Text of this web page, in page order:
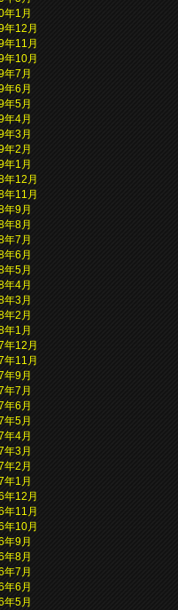
年1月
年12月
年11月
年10月
年7月
年6月
年5月
年4月
年3月
年2月
年1月
年12月
年11月
年9月
年8月
年7月
年6月
年5月
年4月
年3月
年2月
年1月
年12月
年11月
年9月
年7月
年6月
年5月
年4月
年3月
年2月
年1月
年12月
年11月
年10月
年9月
年8月
年7月
年6月
年5月